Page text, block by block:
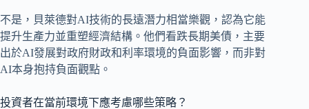
不是，貝萊德對AI技術的長遠潛力相當樂觀，認為它能
提升生產力並重塑經濟結構。他們看跌長期美債，主要
出於AI發展對政府財政和利率環境的負面影響，而非對
AI本身抱持負面觀點。
投資者在當前環境下應考慮哪些策略？